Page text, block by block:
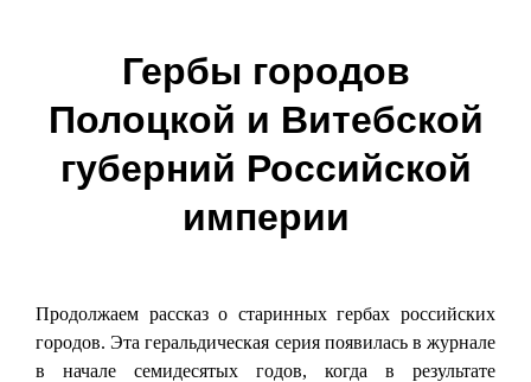
Гербы городов
Полоцкой и Витебской
губерний Российской
империи
Продолжаем рассказ о старинных гербах российских
городов. Эта геральдическая серия появилась в журнале
в начале семидесятых годов, когда в результате
Навигация
по
записям